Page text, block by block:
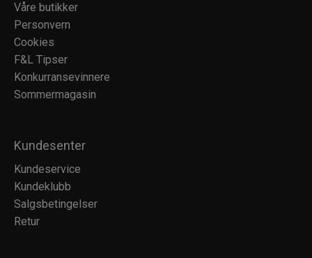
Våre butikker
Personvern
Cookies
F&L Tipser
Konkurransevinnere
Sommermagasin
Kundesenter
Kundeservice
Kundeklubb
Salgsbetingelser
Retur